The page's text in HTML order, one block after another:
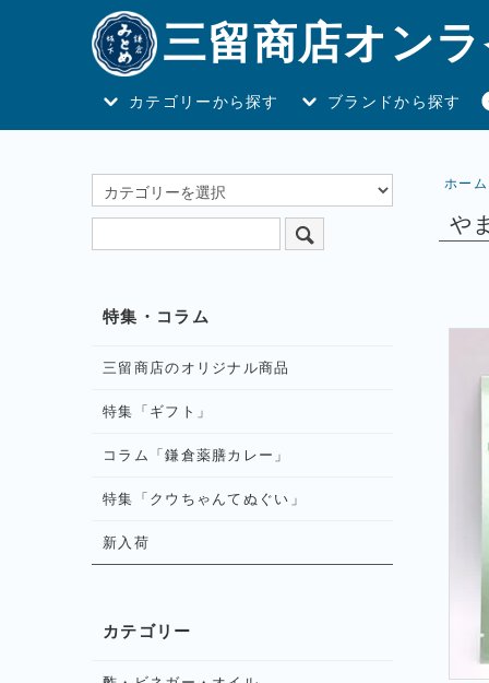
三留商店オン
カテゴリーから探す ブランドから探す
ホーム
や
特集・コラム
三留商店のオリジナル商品
特集「ギフト」
コラム「鎌倉薬膳カレー」
特集「クウちゃんてぬぐい」
新入荷
カテゴリー